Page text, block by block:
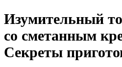
Изумительный
со сметанным
Секреты